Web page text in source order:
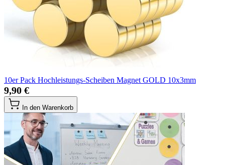
10er Pack Hochleistungs-Scheiben Magnet GOLD 10x3mm
9,90 €
In den Warenkorb